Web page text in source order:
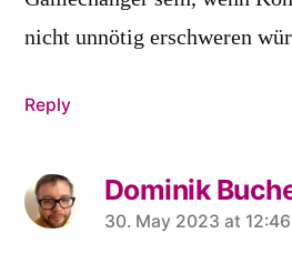
nicht unnötig erschweren
Reply
Dominik
says:
30. May 2023 at 12:46